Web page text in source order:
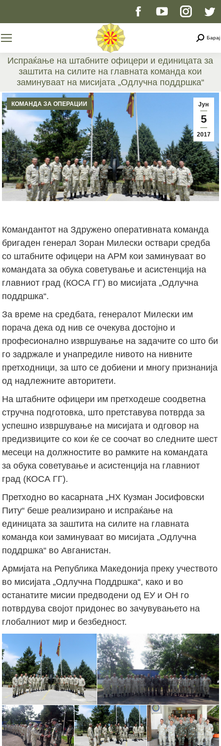
Facebook
opens
in
window
YouTube
opens
in
window
page
opens
in
new
window
Барај
Испраќање на штабните офицери и единицата за
заштита на силите на главната команда кои
заминуваат на мисијата „Одлучна поддршка“
You are here:
Јун
5
2017
КОМАНДА ЗА ОПЕРАЦИИ
Командантот на Здружено оперативната команда
бригаден генерал Зоран Милески оствари средба
со штабните офицери на АРМ кои заминуваат во
командата за обука советување и асистенција на
главниот град (КОСА ГГ) во мисијата „Одлучна
поддршка“.
За време на средбата, генералот Милески им
порача дека од нив се очекува достојно и
професионално извршување на задачите со што би
го задржале и унапредиле нивото на нивните
претходници, за што се добиени и многу признанија
од надлежните авторитети.
На штабните офицери им претходеше соодветна
стручна подготовка, што претставува потврда за
успешно извршување на мисијата и одговор на
предизвиците со кои ќе се соочат во следните шест
месеци на должностите во рамките на командата
за обука советување и асистенција на главниот
град (КОСА ГГ).
Претходно во касарната „НХ Кузман Јосифовски
Питу“ беше реализирано и испраќање на
единицата за заштита на силите на главната
команда кои заминуваат во мисијата „Одлучна
поддршка“ во Авганистан.
Армијата на Република Македонија преку учеството
во мисијата „Одлучна Поддршка“, како и во
останатите мисии предводени од ЕУ и ОН го
потврдува својот придонес во зачувувањето на
глобалниот мир и безбедност.